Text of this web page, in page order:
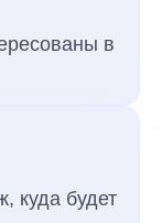
в
куда будет